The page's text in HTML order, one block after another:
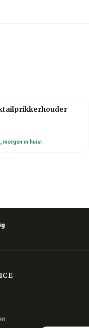
morgen in huis!